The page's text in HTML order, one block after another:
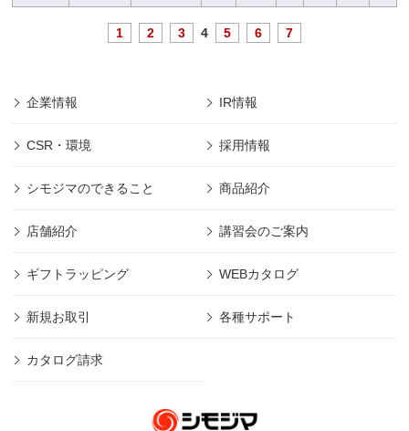
1 2 3 4 5 6 7
企業情報 IR情報
CSR・環境 採用情報
シモジマのできること 商品紹介
店舗紹介 講習会のご案内
ギフトラッピング WEBカタログ
新規お取引 各種サポート
カタログ請求